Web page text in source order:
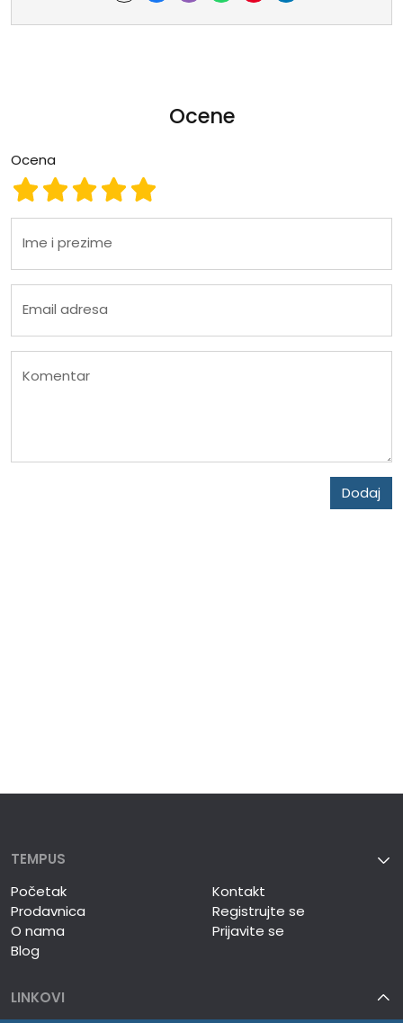
Ocene
Ocena
Ocena 5
Ocena 4
Ocena 3
Ocena 2
Ocena 1
Ime i prezime
Email adresa
Komentar
Dodaj
TEMPUS
Početak
Prodavnica
O nama
Blog
Kontakt
Registrujte se
Prijavite se
LINKOVI